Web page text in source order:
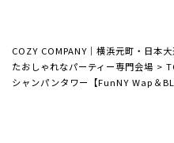
COZY COMPANY｜横浜元町・日本
たおしゃれなパーティー専門会場 >
シャンパンタワー【FunNY Wap＆